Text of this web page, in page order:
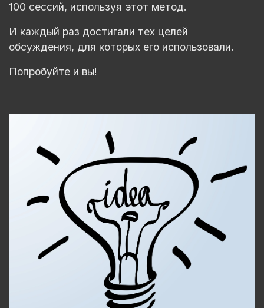
100 сессий, используя этот метод.
И каждый раз достигали тех целей
обсуждения, для которых его использовали.
Попробуйте и вы!